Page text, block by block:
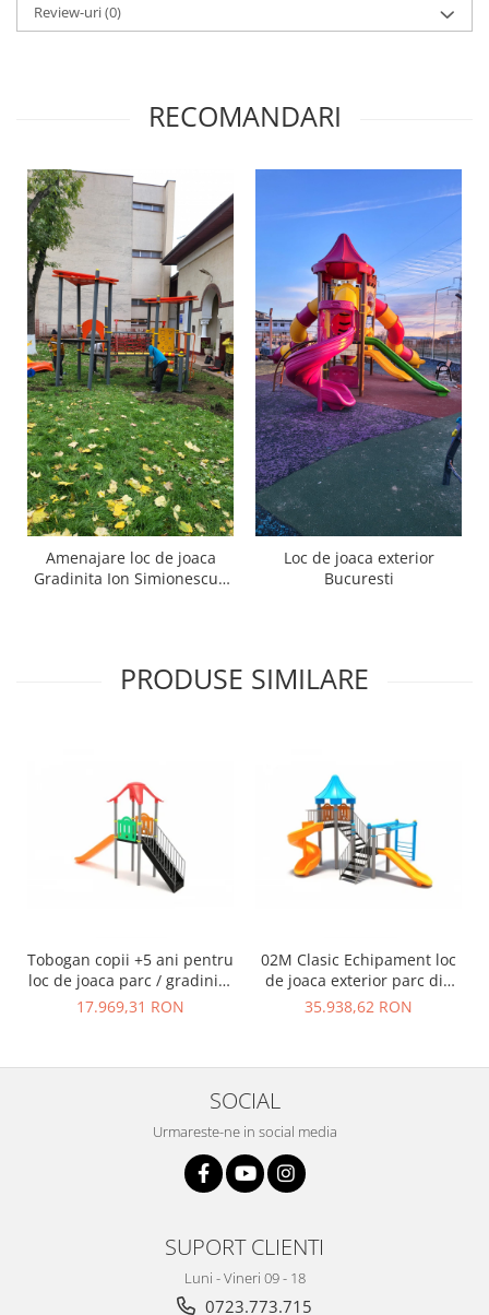
Review-uri(0)
RECOMANDARI
Amenajare loc de joaca
Gradinita Ion Simionescu -
Loc de joaca exterior
Bucuresti
PRODUSE SIMILARE
Tobogan copii +5 ani pentru
loc de joaca parc / gradinita
- 01M
17.969,31 RON
02M Clasic Echipament loc
de joaca exterior parc din
metal cu Scara 2 Tobogane
35.938,62 RON
SOCIAL
Urmareste-ne in social media
SUPORT CLIENTI
Luni - Vineri 09 - 18
0723.773.715